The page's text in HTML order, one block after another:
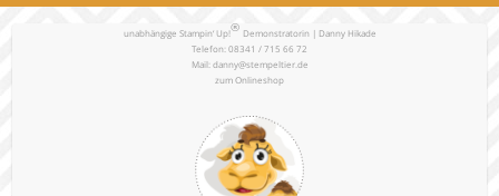
unabhängige Stampin‘ Up!® Demonstratorin | Danny Hikade
Telefon: 08341 / 715 66 72
Mail:danny@stempeltier.de
zumOnlineshop